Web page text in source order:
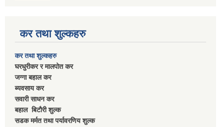
कर तथा शुल्कहरु
कर तथा शुल्कहरु
घरधुरीकर र मालपाेत कर
जग्गा बहाल कर
ब्यवसाय कर
सवारी साधन कर
बहाल बिटाैरी शुल्क
सडक मर्मत तथा पर्यावरणिय शुल्क